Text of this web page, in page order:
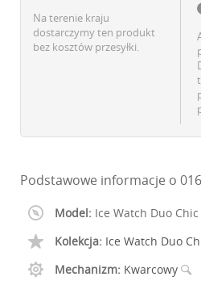
Na terenie kraju
dostarczymy ten produkt
bez kosztów przesyłki.
Podstawowe informacje o
Model: Ice Watch Duo Chic
Kolekcja: Ice Watch Duo
Mechanizm: Kwarcowy